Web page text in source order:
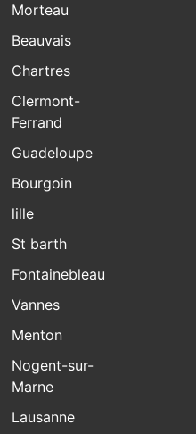
Morteau
Beauvais
Chartres
Clermont-
Ferrand
Guadeloupe
Bourgoin
lille
St barth
Fontainebleau
Vannes
Menton
Nogent-sur-
Marne
Lausanne